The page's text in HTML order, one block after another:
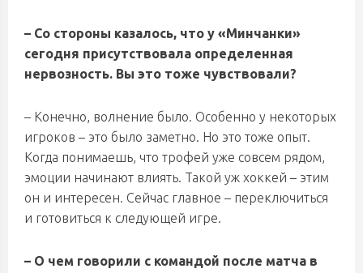
– Со стороны казалось, что у «Минчанки»
сегодня присутствовала определенная
нервозность. Вы это тоже чувствовали?
– Конечно, волнение было. Особенно у некоторых
игроков – это было заметно. Но это тоже опыт.
Когда понимаешь, что трофей уже совсем рядом,
эмоции начинают влиять. Такой уж хоккей – этим
он и интересен. Сейчас главное – переключиться
и готовиться к следующей игре.
– О чем говорили с командой после матча в